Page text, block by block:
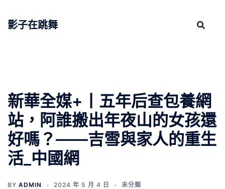
影子在跳舞
新華全媒+丨五年后查包養網
站，阿誰搬出年夜山的女孩還
好嗎？——吉雪與家人的重生
活_中國網
BY ADMIN 2024 年 5 月 4 日 未分類